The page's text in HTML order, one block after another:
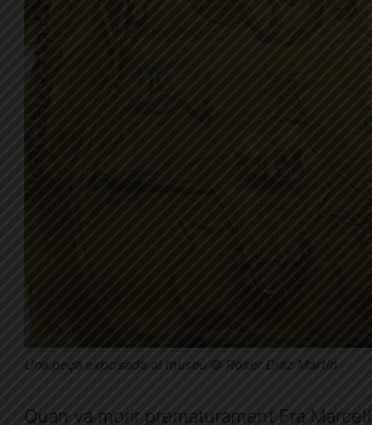
Una peça exposada al museu © Roser Díaz Martín
Quan va morir prematurament Fra